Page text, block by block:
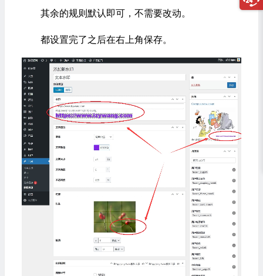
其余的规则默认即可，不需要改动。
都设置完了之后在右上角保存。